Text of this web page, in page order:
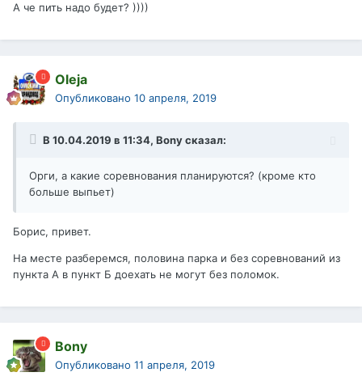
А че пить надо будет? ))))
Oleja
Опубликовано 10 апреля, 2019
В 10.04.2019 в 11:34, Bonyсказал:
Орги, а какие соревнования планируются? (кроме кто
больше выпьет)
Борис, привет.
На месте разберемся, половина парка и без соревнований из
пункта А в пункт Б доехать не могут без поломок.
Bony
Опубликовано 11 апреля, 2019